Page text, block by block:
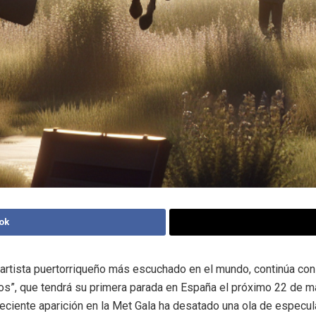
puertorriqueño más escuchado en el mundo, continúa
que tendrá su primera parada en España el próximo 22 de
aparición en la Met Gala ha desatado una ola de